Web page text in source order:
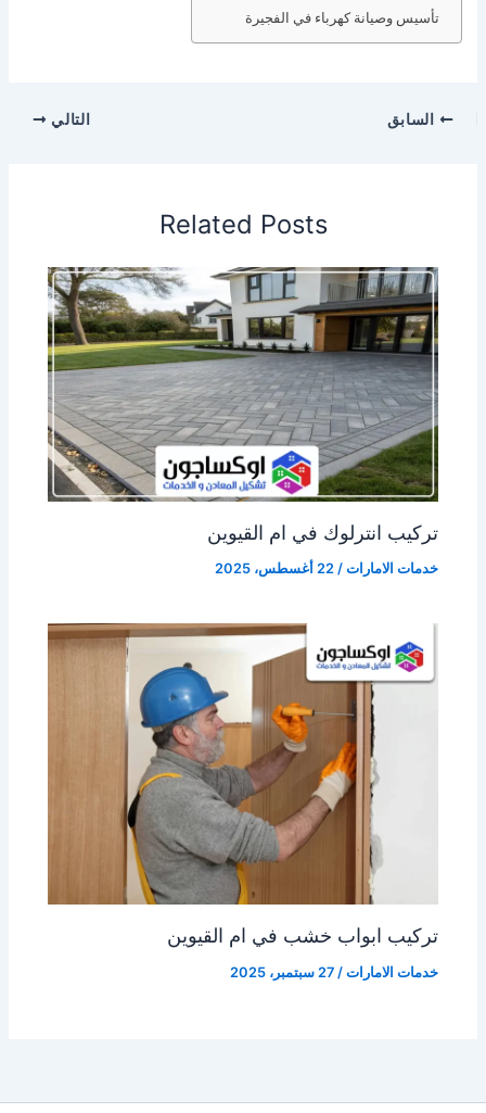
تأسيس وصيانة كهرباء في الفجيرة
السابق التالي
Related Posts
تركيب انترلوك في ام القيوين
خدمات الامارات /22 أغسطس، 2025
تركيب ابواب خشب في ام القيوين
خدمات الامارات /27 سبتمبر، 2025